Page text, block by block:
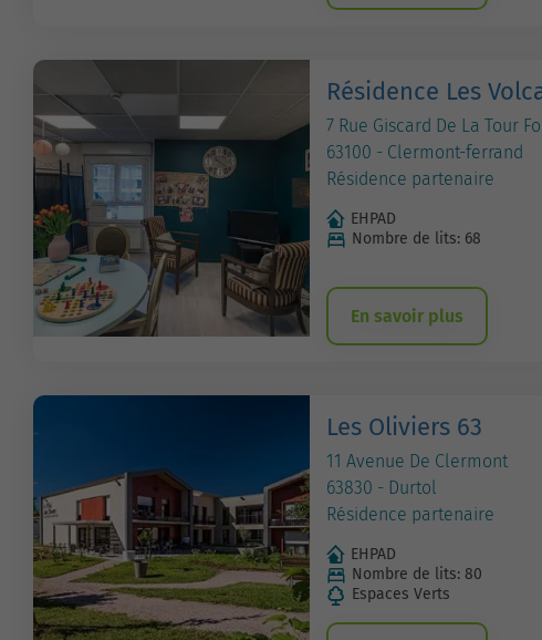
Résidence Les
7 Rue Giscard De La Tour
63100 - Clermont-ferrand
Résidence partenaire
EHPAD
Nombre de lits: 68
En savoir plus
Les Oliviers 63
11 Avenue De Clermont
63830 - Durtol
Résidence partenaire
EHPAD
Nombre de lits: 80
Espaces Verts